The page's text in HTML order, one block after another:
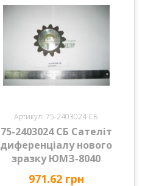
Артикул: 75-2403024 СБ
75-2403024 СБ Сателіт
диференціалу нового
зразку ЮМЗ-8040
971.62 грн